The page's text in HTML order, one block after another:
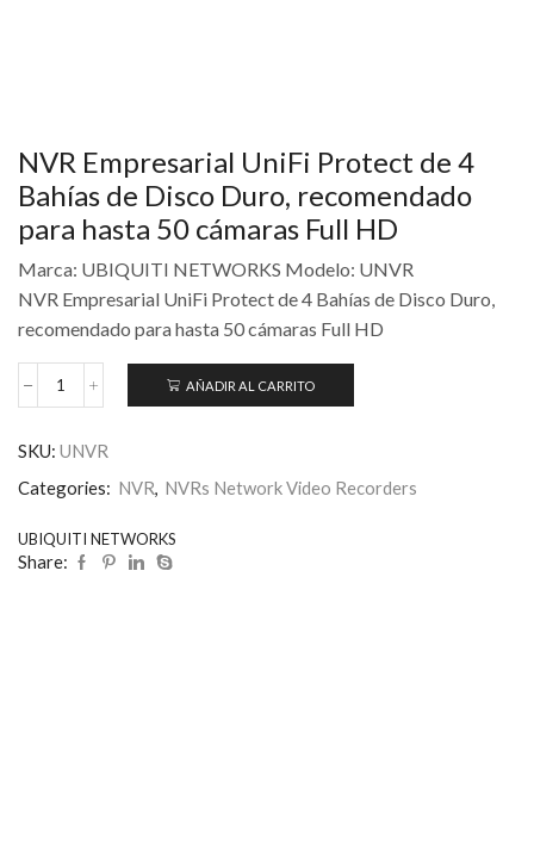
NVR Empresarial UniFi Protect de 4
Bahías de Disco Duro, recomendado
para hasta 50 cámaras Full HD
Marca: UBIQUITI NETWORKS Modelo: UNVR
NVR Empresarial UniFi Protect de 4 Bahías de Disco Duro,
recomendado para hasta 50 cámaras Full HD
AÑADIR AL CARRITO
SKU: UNVR
Categories: NVR, NVRs Network Video Recorders
UBIQUITI NETWORKS
Share: